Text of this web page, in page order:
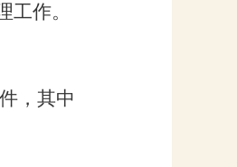
作。
件 ，其中